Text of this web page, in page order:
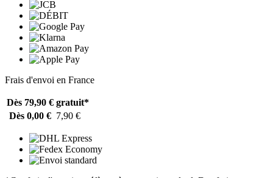
Frais d'envoi en France
Dès 79,90 € gratuit*
Dès 0,00 € 7,90 €